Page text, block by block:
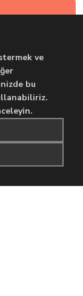
yürüyüş başına
geçmişte birçok
ve
bu